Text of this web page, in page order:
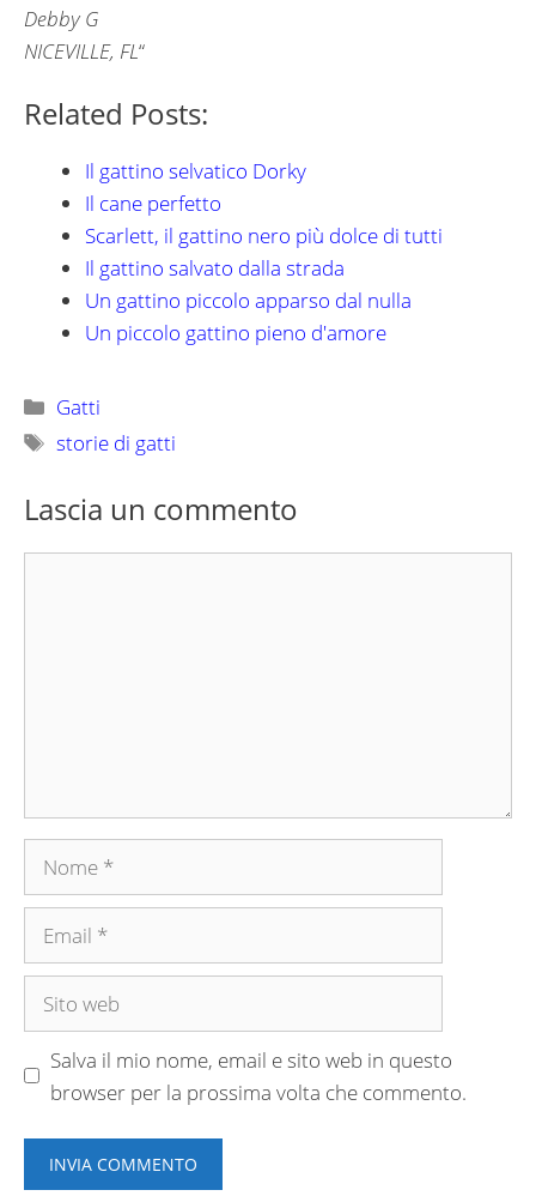
Debby G
NICEVILLE, FL“
Related Posts:
Il gattino selvatico Dorky
Il cane perfetto
Scarlett, il gattino nero più dolce di tutti
Il gattino salvato dalla strada
Un gattino piccolo apparso dal nulla
Un piccolo gattino pieno d'amore
Categorie
Gatti
Tag
storie di gatti
Lascia un commento
Nome
Email
Sito
Salva il mio nome, email e sito web in questo
browser per la prossima volta che commento.